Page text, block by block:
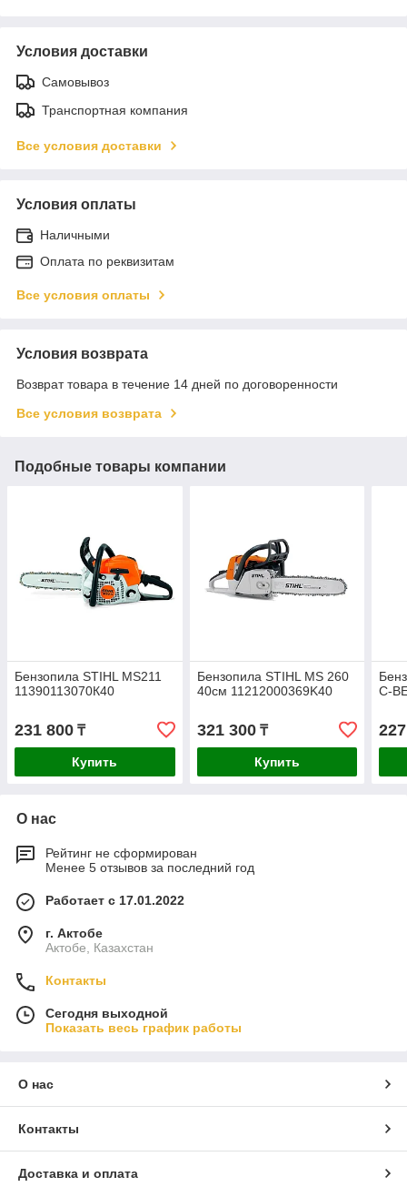
Условия доставки
Самовывоз
Транспортная компания
Все условия доставки
Условия оплаты
Наличными
Оплата по реквизитам
Все условия оплаты
Условия возврата
Возврат товара в течение 14 дней по договоренности
Все условия возврата
Подобные товары компании
Бензопила STIHL MS211
11390113070К40
231 800 ₸
Купить
Бензопила STIHL MS 260
40см 11212000369K40
321 300₸
Купить
C-
О нас
Рейтинг не сформирован
Менее 5 отзывов за последний год
Работает с 17.01.2022
г. Актобе
Актобе, Казахстан
Контакты
Сегодня выходной
Показать весь график работы
О нас
Контакты
Доставка и оплата